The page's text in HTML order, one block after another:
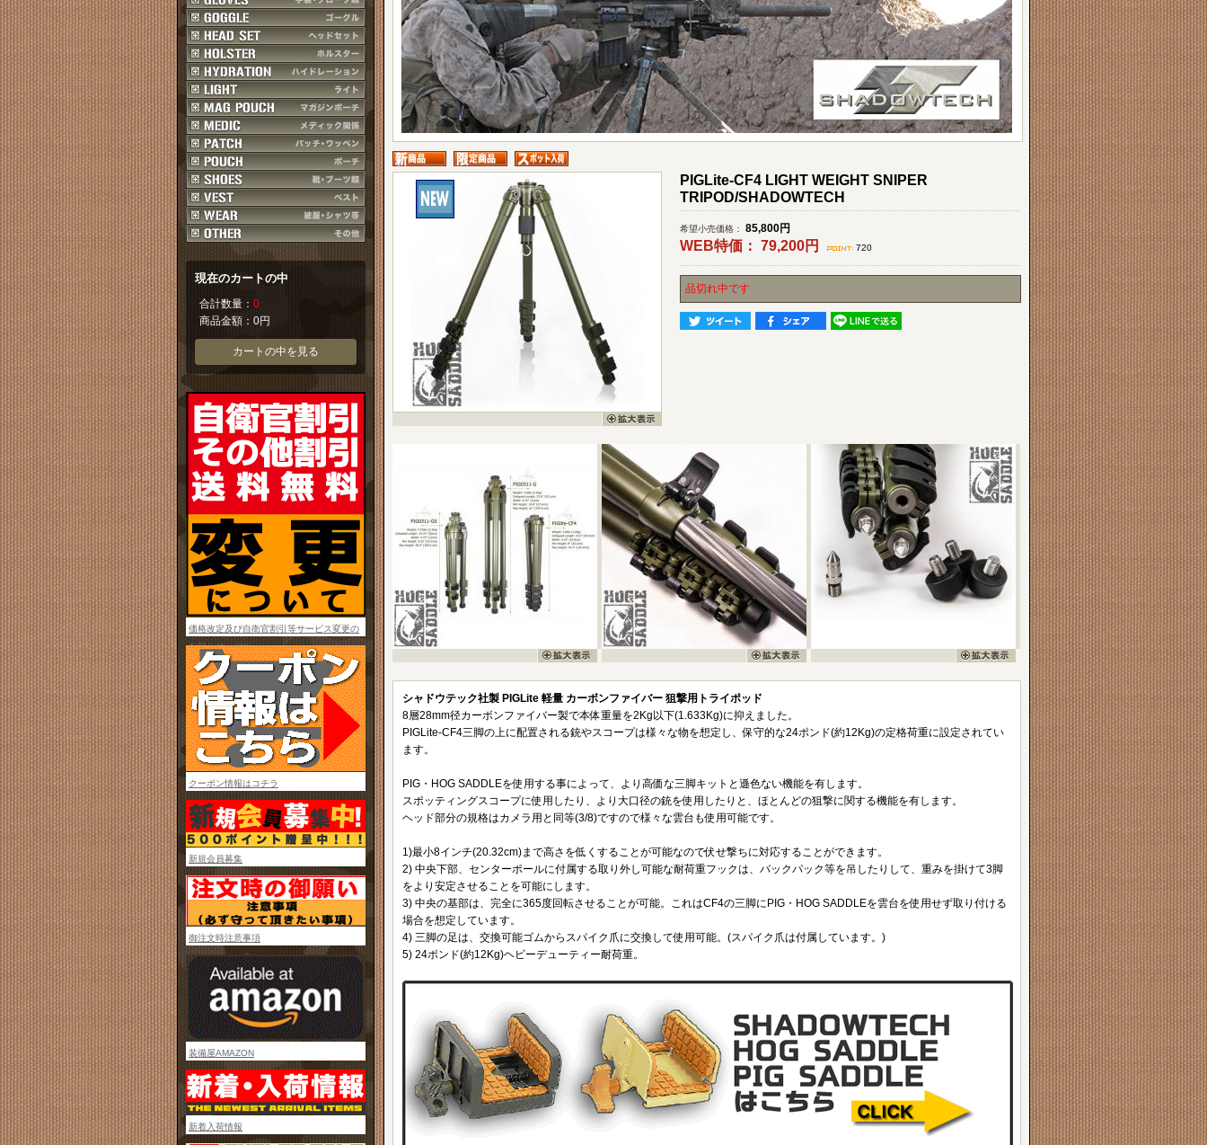
PIGLite-CF4 LIGHT WEIGHT SNIPER
TRIPOD/SHADOWTECH
希望小売価格： 85,800円
WEB特価： 79,200円 720
品切れ中です
シャドウテック社製 PIGLite 軽量 カーボンファイバー 狙撃用トライポッド
8層28mm径カーボンファイバー製で本体重量を2Kg以下(1.633Kg)に抑えました。
PIGLite-CF4三脚の上に配置される銃やスコープは様々な物を想定し、保守的な24ポンド(約12Kg)の定格荷重に設定されてい
ます。
PIG・HOG SADDLEを使用する事によって、より高価な三脚キットと遜色ない機能を有します。
スポッティングスコープに使用したり、より大口径の銃を使用したりと、ほとんどの狙撃に関する機能を有します。
ヘッド部分の規格はカメラ用と同等(3/8)ですので様々な雲台も使用可能です。
1)最小8インチ(20.32cm)まで高さを低くすることが可能なので伏せ撃ちに対応することができます。
2) 中央下部、センターポールに付属する取り外し可能な耐荷重フックは、バックパック等を吊したりして、重みを掛けて3脚
をより安定させることを可能にします。
3) 中央の基部は、完全に365度回転させることが可能。これはCF4の三脚にPIG・HOG SADDLEを雲台を使用せず取り付ける
場合を想定しています。
4) 三脚の足は、交換可能ゴムからスパイク爪に交換して使用可能。(スパイク爪は付属しています。)
5) 24ポンド(約12Kg)ヘビーデューティー耐荷重。
現在のカートの中
合計数量： 0
商品金額： 0円
カートの中を見る
価格改定及び自衛官割引等サービス変更の
お知らせ
クーポン情報はコチラ
新規会員募集
御注文時注意事項
装備屋AMAZON
新着入荷情報